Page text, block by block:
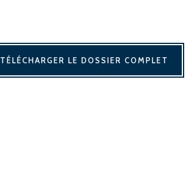
TÉLÉCHARGER LE DOSSIER COMPLET